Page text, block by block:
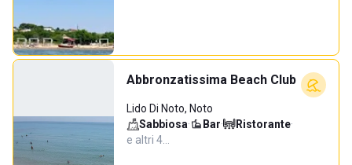
Abbronzatissima Beach Club
Lido Di Noto, Noto
Sabbiosa· Bar· Ristorante·
e altri 4…